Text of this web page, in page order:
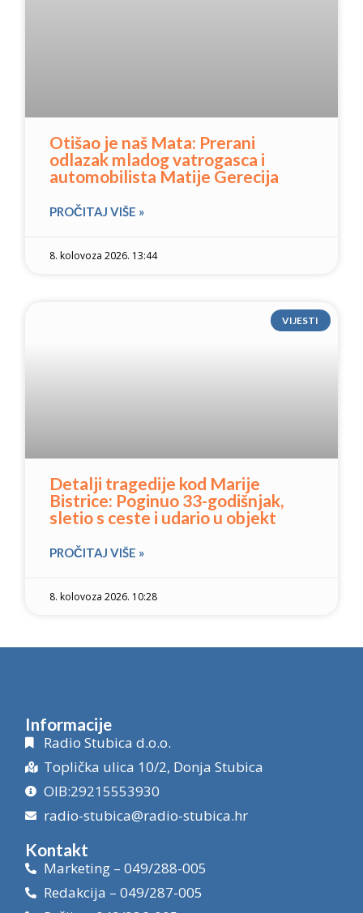
Otišao je naš Mata: Prerani
odlazak mladog vatrogasca i
automobilista Matije Gerecija
PROČITAJ VIŠE »
8. kolovoza 2026. 13:44
VIJESTI
Detalji tragedije kod Marije
Bistrice: Poginuo 33-godišnjak,
sletio s ceste i udario u objekt
PROČITAJ VIŠE »
8. kolovoza 2026. 10:28
Informacije
Radio Stubica d.o.o.
Toplička ulica 10/2, Donja Stubica
OIB:29215553930
radio-stubica@radio-stubica.hr
Kontakt
Marketing – 049/288-005
Redakcija – 049/287-005